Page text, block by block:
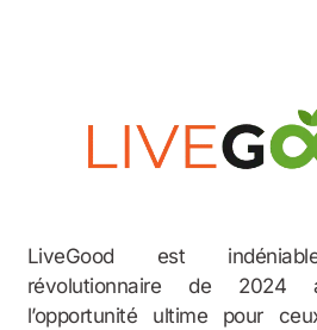
LiveGood est
révolutionnaire de 2024
l’opportunité ultime pour